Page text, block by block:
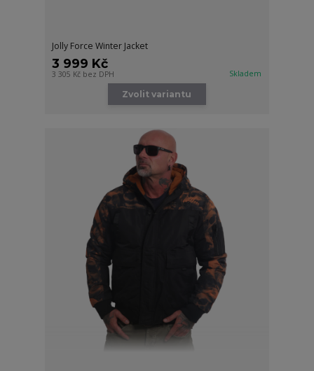
Jolly Force Winter Jacket
3 999 Kč
3 305 Kč bez DPH Skladem
Zvolit variantu